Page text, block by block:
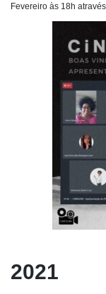
Fevereiro às 18h
2021